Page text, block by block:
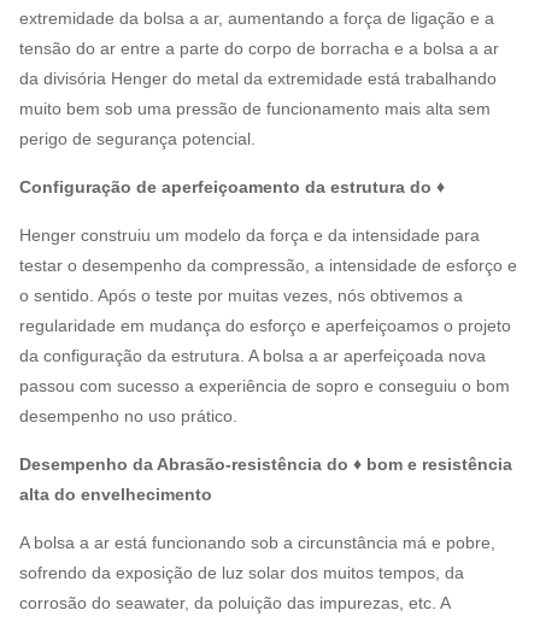
extremidade da bolsa a ar, aumentando a força de ligação e a
tensão do ar entre a parte do corpo de borracha e a bolsa a ar
da divisória Henger do metal da extremidade está trabalhando
muito bem sob uma pressão de funcionamento mais alta sem
perigo de segurança potencial.
Configuração de aperfeiçoamento da estrutura do ♦
Henger construiu um modelo da força e da intensidade para
testar o desempenho da compressão, a intensidade de esforço e
o sentido. Após o teste por muitas vezes, nós obtivemos a
regularidade em mudança do esforço e aperfeiçoamos o projeto
da configuração da estrutura. A bolsa a ar aperfeiçoada nova
passou com sucesso a experiência de sopro e conseguiu o bom
desempenho no uso prático.
Desempenho da Abrasão-resistência do ♦ bom e resistência
alta do envelhecimento
A bolsa a ar está funcionando sob a circunstância má e pobre,
sofrendo da exposição de luz solar dos muitos tempos, da
corrosão do seawater, da poluição das impurezas, etc. A